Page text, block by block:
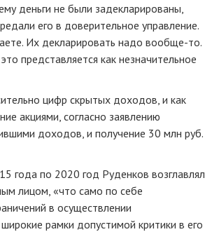
деньги не были задекларированы,
его в доверительное управление.
Их декларировать надо вообще-то.
представляется как незначительное
цифр скрытых доходов, и как
акциями, согласно заявлению
доходов, и получение 30 млн руб.
года по 2020 год Руденков возглавлял
лицом, «что само по себе
в осуществлении
рамки допустимой критики в его